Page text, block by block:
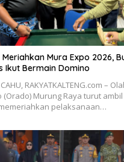
Mura Expo 2026,
Ikut Bermain Domino
RAKYATKALTENG.com –
(Orado) Murung Raya turut
pelaksanaan…